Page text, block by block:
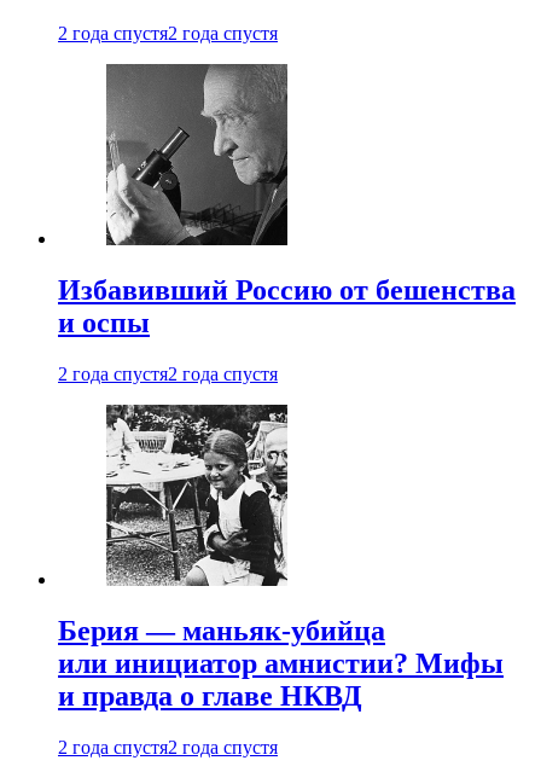
2 года спустя2 года спустя
Избавивший Россию от бешенства
и оспы
2 года спустя2 года спустя
Берия — маньяк-убийца
или инициатор амнистии? Мифы
и правда о главе НКВД
2 года спустя2 года спустя